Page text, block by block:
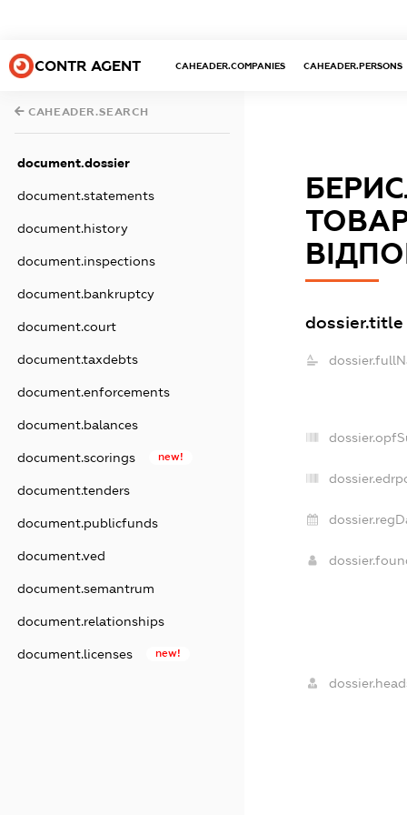
CONTR AGENT CAHEADER.COMPANIES CAHEADER.PERSONS
CAHEADER.SEARCH
document.dossier
document.statements
document.history
document.inspections
document.bankruptcy
document.court
document.taxdebts
document.enforcements
document.balances
document.scorings new!
document.tenders
document.publicfunds
document.ved
document.semantrum
document.relationships
document.licenses new!
dossier.title